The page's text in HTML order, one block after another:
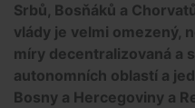
Srbů, Bosňáků a
vlády je velmi omezený,
míry decentralizovaná a
autonomních oblastí a
Bosny a Hercegoviny a